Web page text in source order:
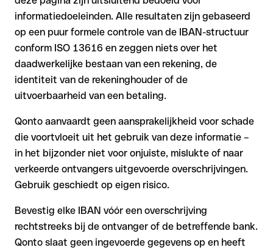
informatiedoeleinden. Alle resultaten zijn gebaseerd
op een puur formele controle van de IBAN-structuur
conform ISO 13616 en zeggen niets over het
daadwerkelijke bestaan van een rekening, de
identiteit van de rekeninghouder of de
uitvoerbaarheid van een betaling.
Qonto aanvaardt geen aansprakelijkheid voor schade
die voortvloeit uit het gebruik van deze informatie –
in het bijzonder niet voor onjuiste, mislukte of naar
verkeerde ontvangers uitgevoerde overschrijvingen.
Gebruik geschiedt op eigen risico.
Bevestig elke IBAN vóór een overschrijving
rechtstreeks bij de ontvanger of de betreffende bank.
Qonto slaat geen ingevoerde gegevens op en heeft